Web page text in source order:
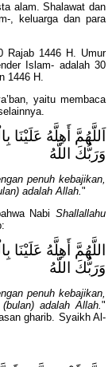
alam. Shalawat dan
, keluarga dan para
Rajab 1446 H. Umur
Islam- adalah 30
1446 H.
yaitu membaca
اَللَّهُمَّ أَهِلَّهُ عَلَيْنَا
وَرَبُّكَ اللَّهُ
penuh kebajikan,
adalah Allah."
Nabi Shallallahu
اللَّهُمَّ أَهِلَّهُ عَلَيْنَا
وَرَبُّكَ اللَّهُ
penuh kebajikan,
adalah Allah."
gharib. Syaikh Al-